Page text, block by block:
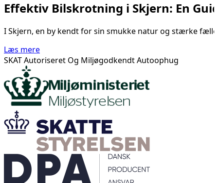
Effektiv Bilskrotning i Skjern: En
I Skjern, en by kendt for sin smukke natur og stærke
Læs mere
SKAT Autoriseret Og Miljøgodkendt Autoophug